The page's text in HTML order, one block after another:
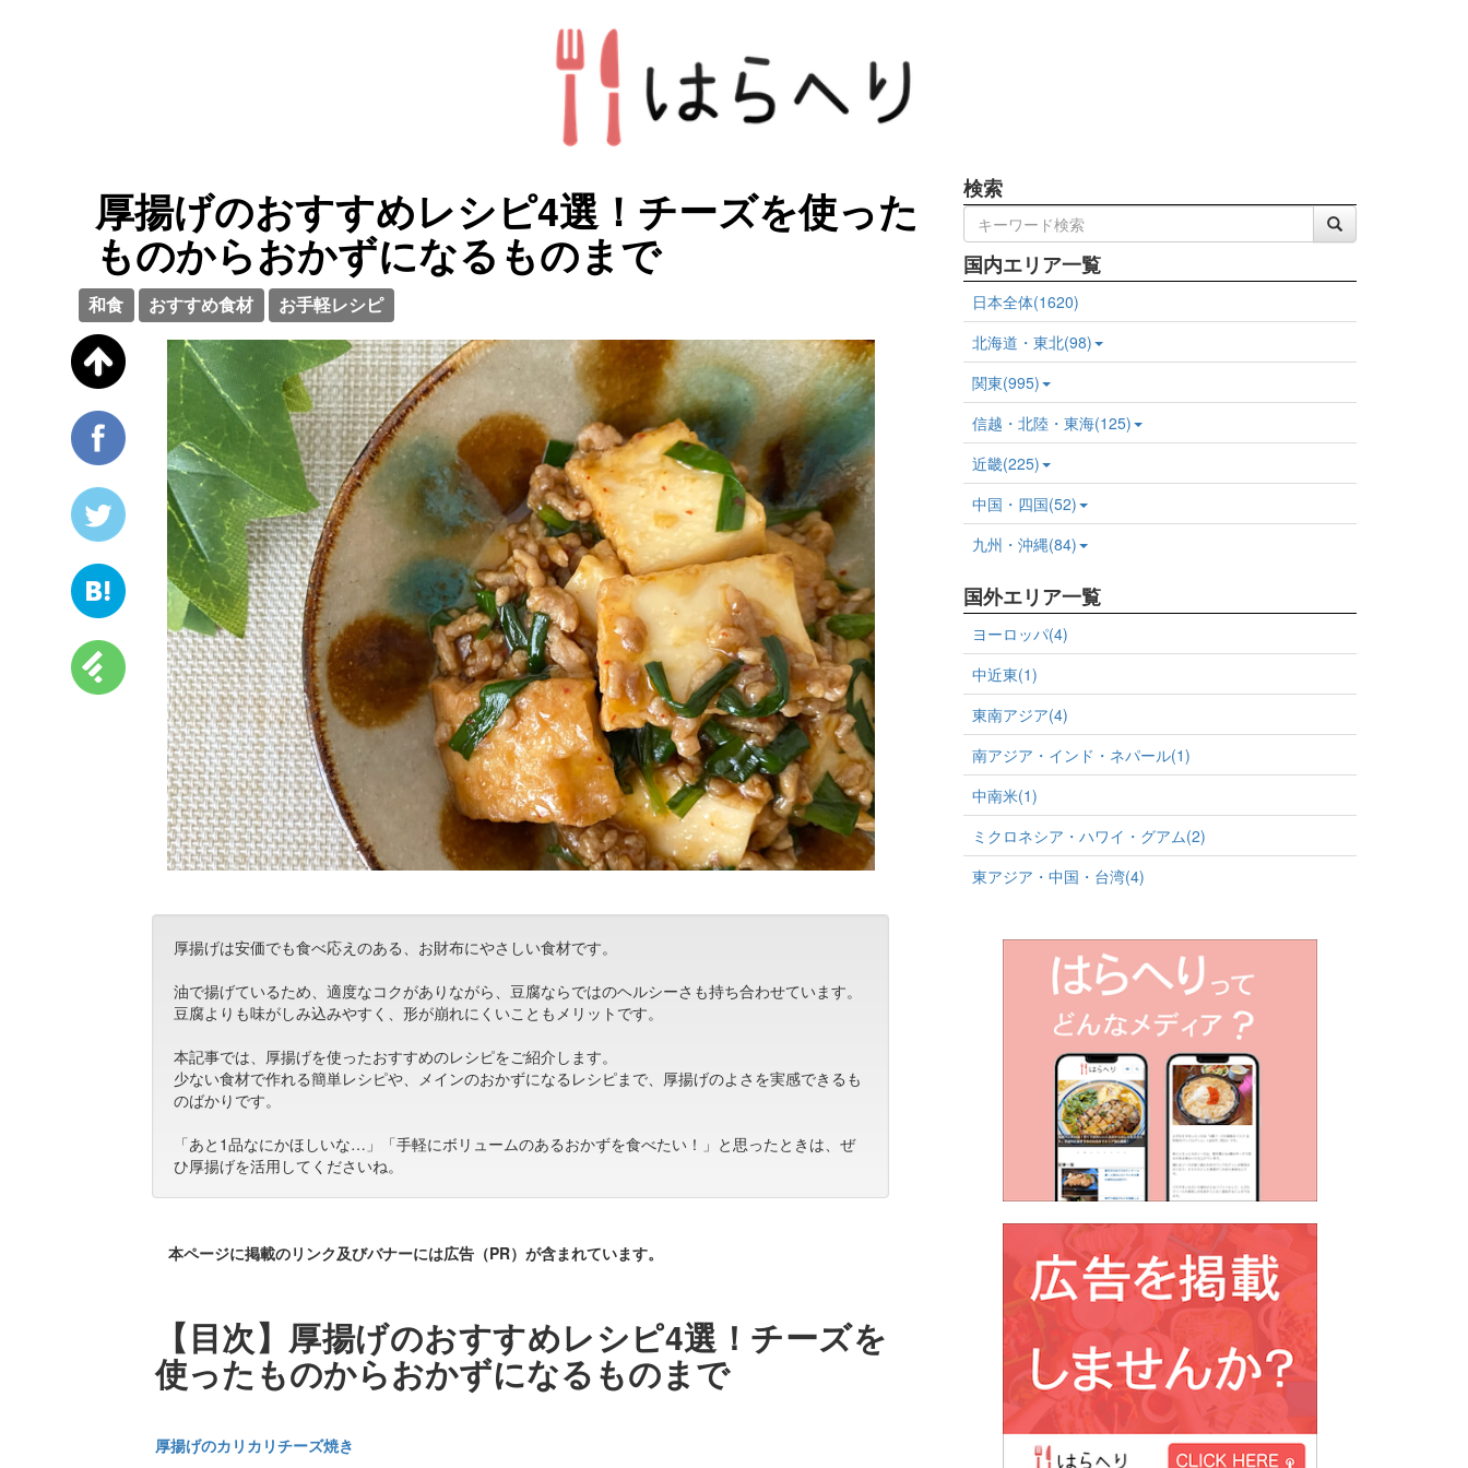
厚揚げのおすすめレシピ4選！チーズを使った
ものからおかずになるものまで
和食 おすすめ食材 お手軽レシピ
厚揚げは安価でも食べ応えのある、お財布にやさしい食材です。
油で揚げているため、適度なコクがありながら、豆腐ならではのヘルシーさも持ち合わせています。
豆腐よりも味がしみ込みやすく、形が崩れにくいこともメリットです。
本記事では、厚揚げを使ったおすすめのレシピをご紹介します。
少ない食材で作れる簡単レシピや、メインのおかずになるレシピまで、厚揚げのよさを実感できるも
のばかりです。
「あと1品なにかほしいな…」「手軽にボリュームのあるおかずを食べたい！」と思ったときは、ぜ
ひ厚揚げを活用してくださいね。
本ページに掲載のリンク及びバナーには広告（PR）が含まれています。
【目次】厚揚げのおすすめレシピ4選！チーズを
使ったものからおかずになるものまで
厚揚げのカリカリチーズ焼き
検索
国内エリア一覧
日本全体(1620)
北海道・東北(98)
関東(995)
信越・北陸・東海(125)
近畿(225)
中国・四国(52)
九州・沖縄(84)
国外エリア一覧
ヨーロッパ(4)
中近東(1)
東南アジア(4)
南アジア・インド・ネパール(1)
中南米(1)
ミクロネシア・ハワイ・グアム(2)
東アジア・中国・台湾(4)